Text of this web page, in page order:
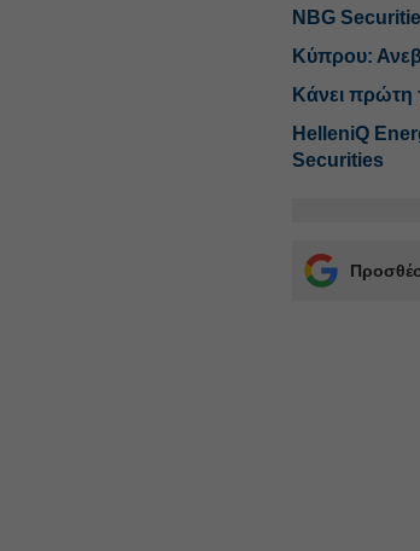
NBG
Κύπρου:
Κάνει πρώτη
HelleniQ
Securities